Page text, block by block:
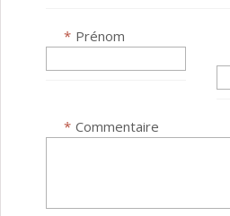
Commentaire
*
Prénom
*